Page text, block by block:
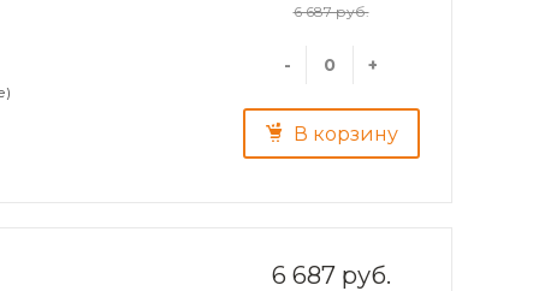
6 687 руб.
- +
В корзину
6 687 руб.